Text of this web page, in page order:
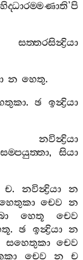
’පි
සත‍්තරසින්‍ද්‍රියා
න හෙතු.
.ඡ
ඉන්‍ද්‍රියා
නවින්‍ද්‍රියා
,සියා
ච.නවින්‍ද්‍රියා
න
චෙව න
හෙතූ
චෙව
. ඡ ඉන්‍ද්‍රියා න
සහෙතුකා චෙව
චෙව න
ච